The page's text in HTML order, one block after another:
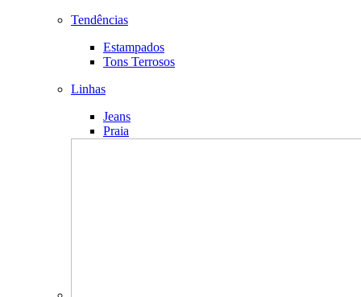
Tendências
Estampados
Tons Terrosos
Linhas
Jeans
Praia